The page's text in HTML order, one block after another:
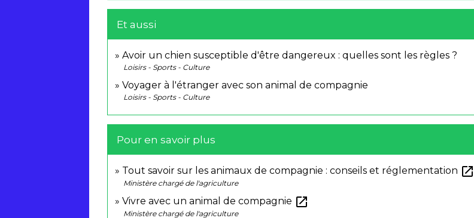
Et aussi
Avoir un chien susceptible d'être dangereux : quelles sont les règles ?
Loisirs - Sports - Culture
Voyager à l'étranger avec son animal de compagnie
Loisirs - Sports - Culture
Pour en savoir plus
Tout savoir sur les animaux de compagnie : conseils et réglementation open_in_new
Ministère chargé de l'agriculture
Vivre avec un animal de compagnie open_in_new
Ministère chargé de l'agriculture